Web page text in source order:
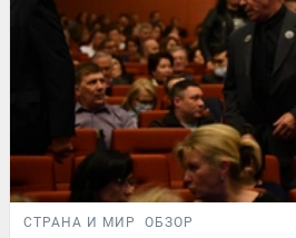
СТРАНА И МИР ОБЗОР